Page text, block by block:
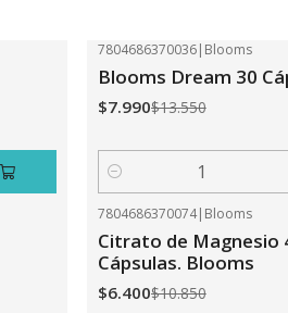
7804686370036| Blooms
Blooms Dream 30
$7.990$13.550
Cantidad
7804686370074| Blooms
Citrato de Magnesio
Cápsulas. Blooms
$6.400$10.850